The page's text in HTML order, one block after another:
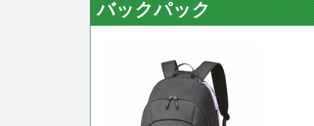
バックパック